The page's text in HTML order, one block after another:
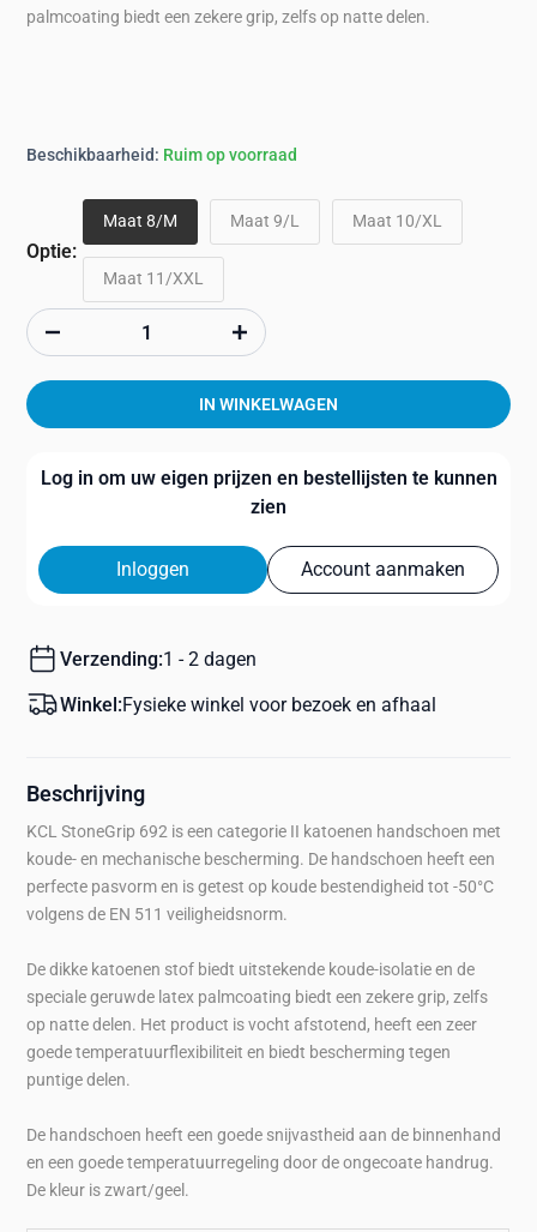
palmcoating biedt een zekere grip, zelfs op natte delen.
Beschikbaarheid: Ruim op voorraad
Optie:
Maat 8/M Maat 9/L Maat 10/XL
Maat 11/XXL
IN WINKELWAGEN
Log in om uw eigen prijzen en bestellijsten te kunnen
zien
Inloggen Account aanmaken
Verzending:1 - 2 dagen
Winkel:Fysieke winkel voor bezoek en afhaal
Beschrijving
KCL StoneGrip 692 is een categorie II katoenen handschoen met
koude- en mechanische bescherming. De handschoen heeft een
perfecte pasvorm en is getest op koude bestendigheid tot -50°C
volgens de EN 511 veiligheidsnorm.
De dikke katoenen stof biedt uitstekende koude-isolatie en de
speciale geruwde latex palmcoating biedt een zekere grip, zelfs
op natte delen. Het product is vocht afstotend, heeft een zeer
goede temperatuurflexibiliteit en biedt bescherming tegen
puntige delen.
De handschoen heeft een goede snijvastheid aan de binnenhand
en een goede temperatuurregeling door de ongecoate handrug.
De kleur is zwart/geel.